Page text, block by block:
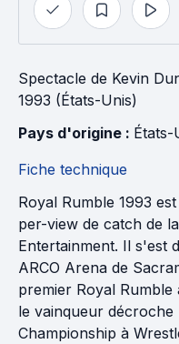
Spectacle de Kevin
1993 (États-Unis)
Pays d'origine : États-
Fiche technique
Royal Rumble 1993
per-view de catch de
Entertainment. Il s'est
ARCO Arena de
premier Royal
le vainqueur
Championship à